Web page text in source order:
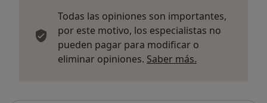
Todas las opiniones son importantes,
por este motivo, los especialistas no
pueden pagar para modificar o
eliminar opiniones. Saber más.